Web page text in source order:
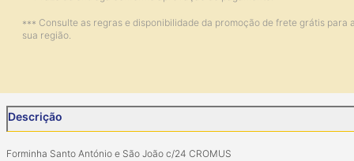
*** Consulte as regras e disponibilidade da promoção de frete grátis para
sua região.
Descrição
Forminha Santo António e São João c/24 CROMUS